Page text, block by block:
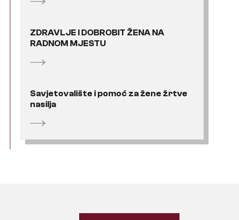
ZDRAVLJE I DOBROBIT ŽENA NA
RADNOM MJESTU
Savjetovalište i pomoć za žene žrtve
nasilja